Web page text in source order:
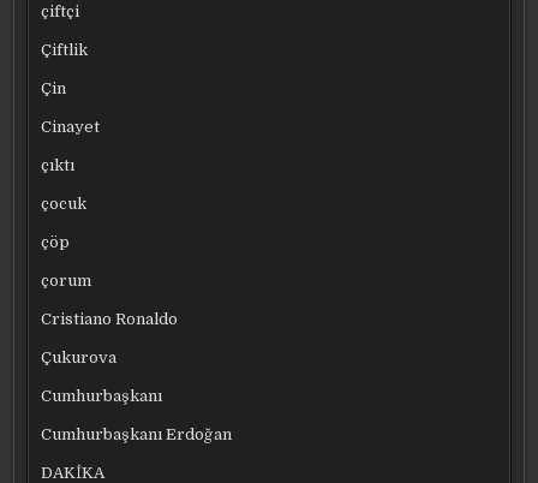
çiftçi
Çiftlik
Çin
Cinayet
çıktı
çocuk
çöp
çorum
Cristiano Ronaldo
Çukurova
Cumhurbaşkanı
Cumhurbaşkanı Erdoğan
DAKİKA